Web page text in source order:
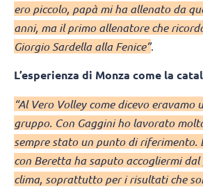
ero piccolo, papà mi ha allenato da
anni, ma il primo allenatore che
Giorgio Sardella alla Fenice”.
L’esperienza di Monza come la
“Al Vero Volley come dicevo eravamo
gruppo. Con Gaggini ho lavorato
sempre stato un punto di riferimento.
con Beretta ha saputo accogliermi
clima, soprattutto per i risultati che